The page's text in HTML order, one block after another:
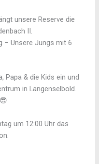
unsere Reserve die
II.
– Unsere Jungs mit 6
Papa & die Kids ein und
in Langenselbold.
um 12:00 Uhr das